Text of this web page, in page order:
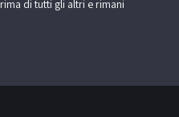
di tutti gli altri e rimani